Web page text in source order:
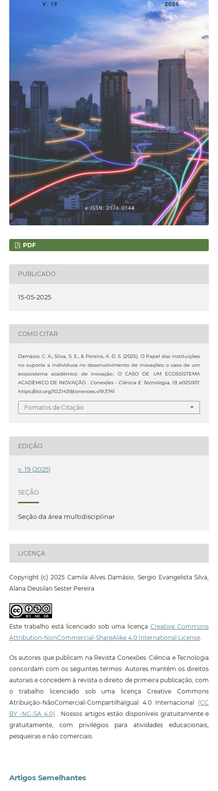
PDF
PUBLICADO
15-05-2025
COMO CITAR
Damásio, C. A., Silva, S. E., & Pereira, A. D. S. (2025). O Papel das instituições
no suporte a indivíduos no desenvolvimento de inovações: o caso de um
ecossistema acadêmico de inovação.: O CASO DE UM ECOSSISTEMA
ACADÊMICO DE INOVAÇÃO .
Conexões - Ciência E Tecnologia, 19, e025007.
https://doi.org/10.21439/conexoes.v19.3741
Fomatos de Citação
EDIÇÃO
v. 19 (2025)
SEÇÃO
Seção da área multidisciplinar
LICENÇA
Copyright (c) 2025 Camila Alves Damásio, Sergio Evangelista Silva,
Alana Deusilan Sester Pereira
Este trabalho está licenciado sob uma licençaCreative Commons
Attribution-NonCommercial-ShareAlike 4.0 International License.
Os autores que publicam na Revista Conexões: Ciência e Tecnologia
concordam com os seguintes termos: Autores mantêm os direitos
autorais e concedem à revista o direito de primeira publicação, com
o trabalho licenciado sob uma licença Creative Commons
Atribuição-NãoComercial-CompartilhaIgual 4.0 Internacional (CC
BY -NC-SA 4.0) . Nossos artigos estão disponíveis gratuitamente e
gratuitamente, com privilégios para atividades educacionais,
pesqueiras e não comerciais.
Artigos Semelhantes